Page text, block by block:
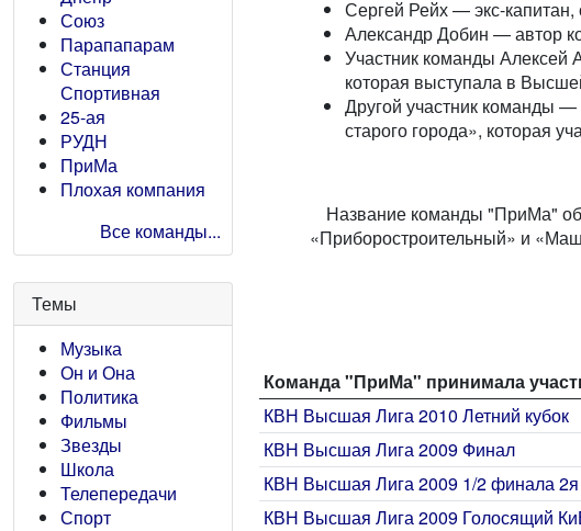
Союз
Парапапарам
Станция
Спортивная
25-ая
РУДН
ПриМа
Плохая компания
Все команды...
Темы
Музыка
Он и Она
Политика
Фильмы
Звезды
Школа
Телепередачи
Спорт
Сергей Рейх — экс-
Александр Добин — автор
Участник команды Алексей
которая выступала в
Другой участник команды —
старого города», которая
Название команды "ПриМа"
«Приборостроительный» и
Команда "ПриМа" принимала
КВН Высшая Лига 2010 Летний кубок
КВН Высшая Лига 2009 Финал
КВН Высшая Лига 2009 1/2 финала 2я
КВН Высшая Лига 2009 Голосящий